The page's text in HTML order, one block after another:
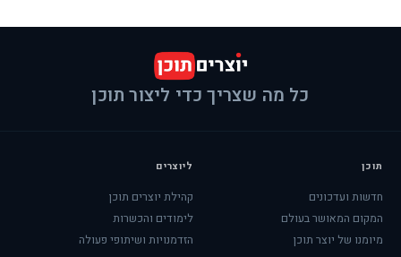
כל מה שצריך כדי ליצור תוכן
תוכן
חדשות ועדכונים
המקום המאושר בעולם
מיומנו של יוצר תוכן
ליוצרים
קהילת יוצרים תוכן
לימודים והכשרות
הזדמנויות ושיתופי פעולה